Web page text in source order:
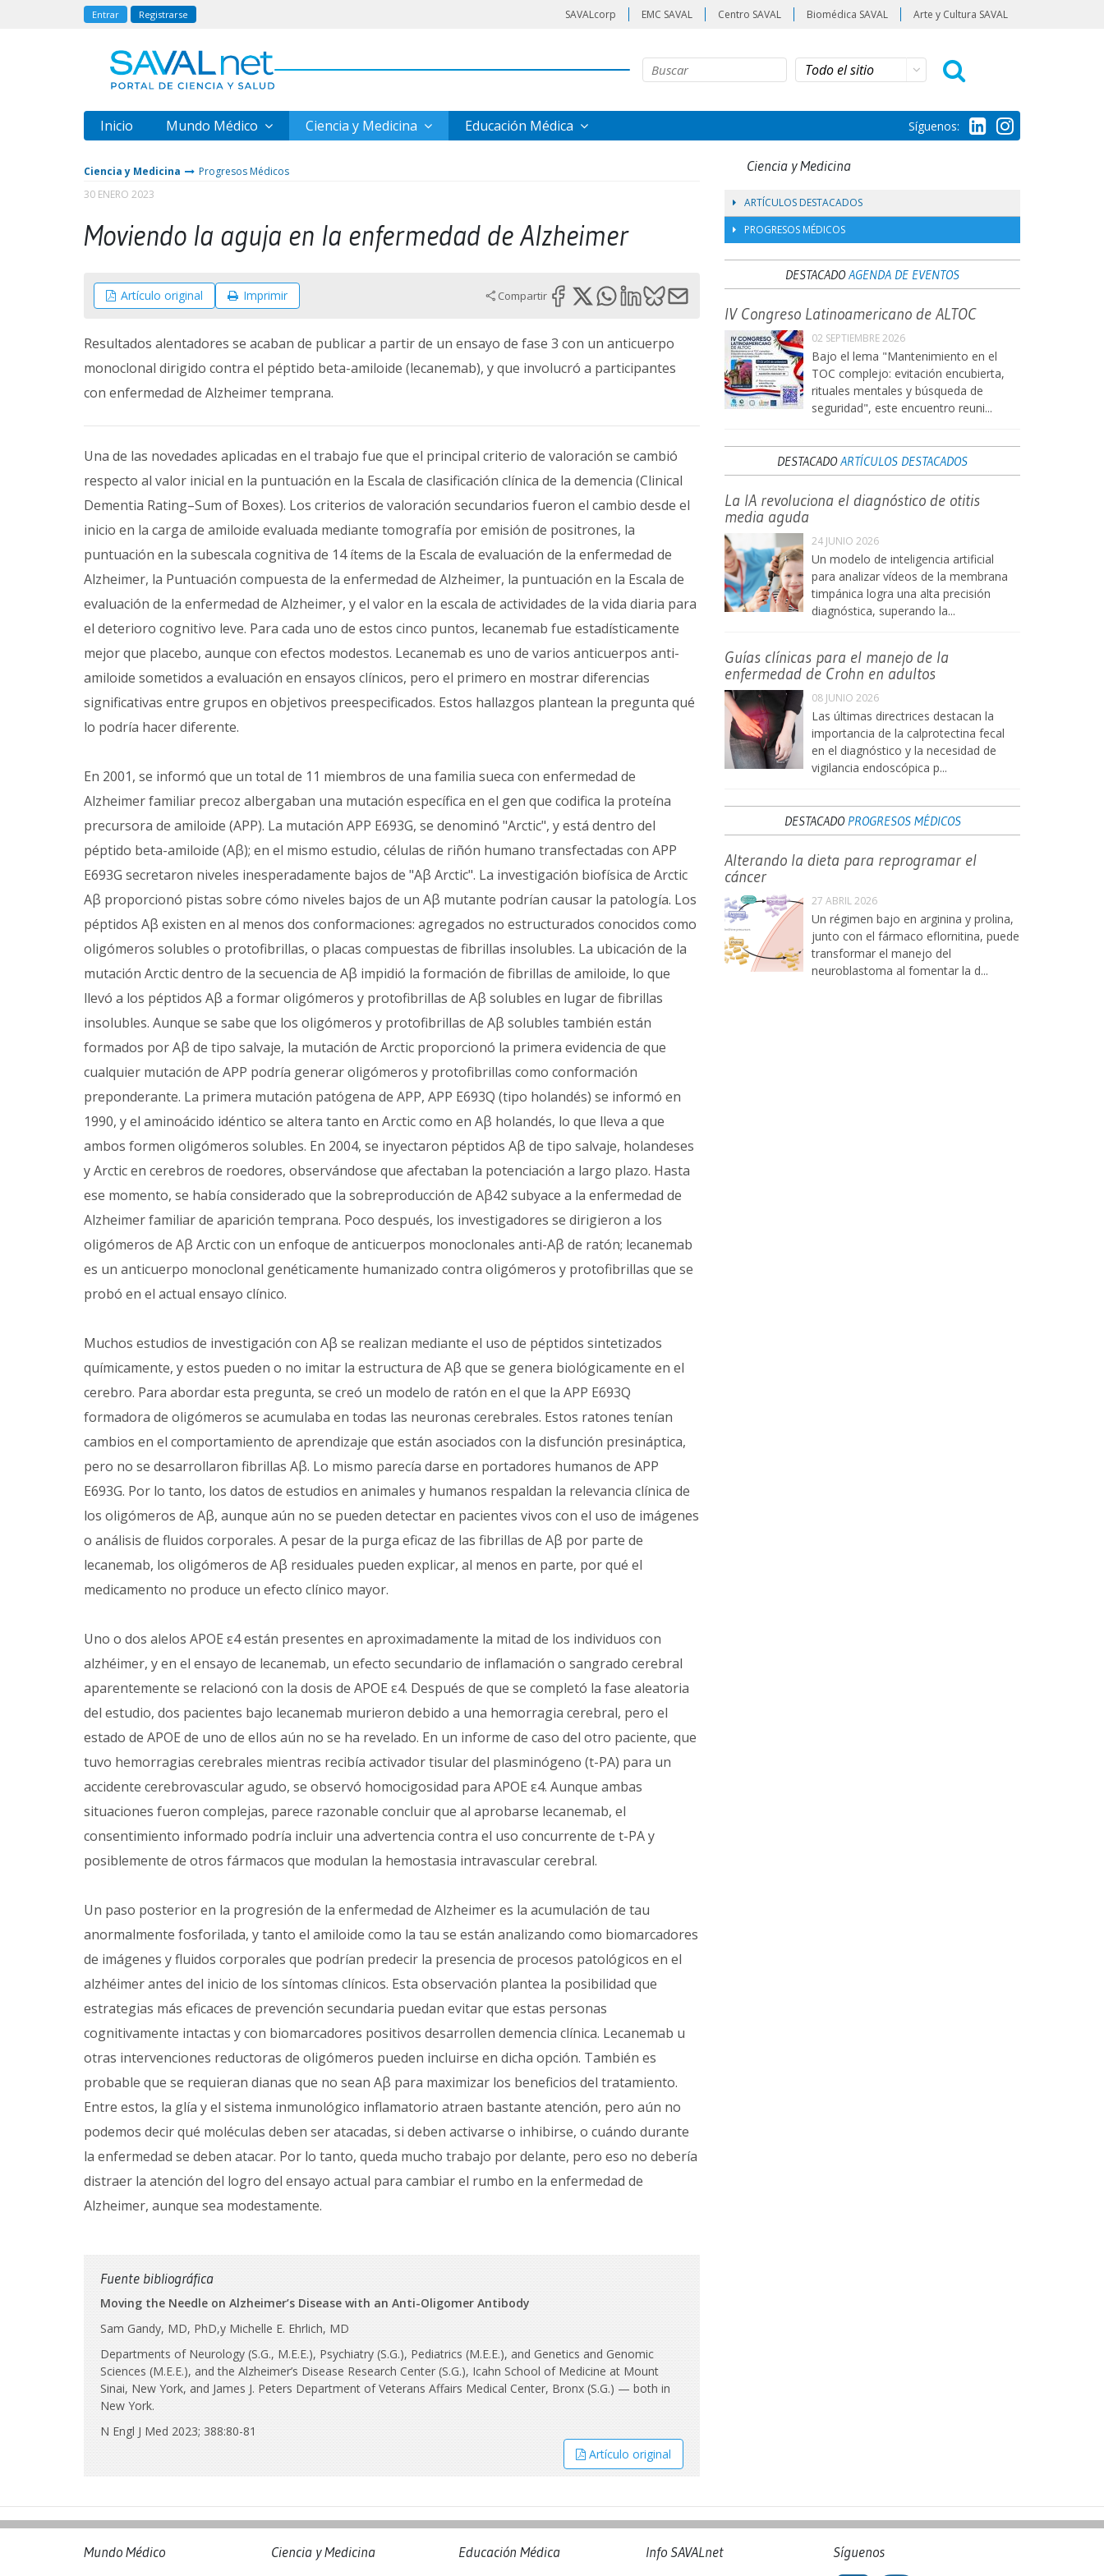
Entrar Registrarse SAVALcorp EMC SAVAL Centro SAVAL Biomédica SAVAL Arte y Cultura SAVAL
Inicio Mundo Médico Ciencia y Medicina Educación Médica Síguenos:
Ciencia y Medicina
Progresos Médicos
30 ENERO 2023
Moviendo la aguja en la enfermedad de Alzheimer
Artículo original Imprimir Compartir
Resultados alentadores se acaban de publicar a partir de un ensayo de fase 3 con un anticuerpo
monoclonal dirigido contra el péptido beta-amiloide (lecanemab), y que involucró a participantes
con enfermedad de Alzheimer temprana.
Una de las novedades aplicadas en el trabajo fue que el principal criterio de valoración se cambió
respecto al valor inicial en la puntuación en la Escala de clasificación clínica de la demencia (Clinical
Dementia Rating–Sum of Boxes). Los criterios de valoración secundarios fueron el cambio desde el
inicio en la carga de amiloide evaluada mediante tomografía por emisión de positrones, la
puntuación en la subescala cognitiva de 14 ítems de la Escala de evaluación de la enfermedad de
Alzheimer, la Puntuación compuesta de la enfermedad de Alzheimer, la puntuación en la Escala de
evaluación de la enfermedad de Alzheimer, y el valor en la escala de actividades de la vida diaria para
el deterioro cognitivo leve. Para cada uno de estos cinco puntos, lecanemab fue estadísticamente
mejor que placebo, aunque con efectos modestos. Lecanemab es uno de varios anticuerpos anti-
amiloide sometidos a evaluación en ensayos clínicos, pero el primero en mostrar diferencias
significativas entre grupos en objetivos preespecificados. Estos hallazgos plantean la pregunta qué
lo podría hacer diferente.
En 2001, se informó que un total de 11 miembros de una familia sueca con enfermedad de
Alzheimer familiar precoz albergaban una mutación específica en el gen que codifica la proteína
precursora de amiloide (APP). La mutación APP E693G, se denominó "Arctic", y está dentro del
péptido beta-amiloide (Aβ); en el mismo estudio, células de riñón humano transfectadas con APP
E693G secretaron niveles inesperadamente bajos de "Aβ Arctic". La investigación biofísica de Arctic
Aβ proporcionó pistas sobre cómo niveles bajos de un Aβ mutante podrían causar la patología. Los
péptidos Aβ existen en al menos dos conformaciones: agregados no estructurados conocidos como
oligómeros solubles o protofibrillas, o placas compuestas de fibrillas insolubles. La ubicación de la
mutación Arctic dentro de la secuencia de Aβ impidió la formación de fibrillas de amiloide, lo que
llevó a los péptidos Aβ a formar oligómeros y protofibrillas de Aβ solubles en lugar de fibrillas
insolubles. Aunque se sabe que los oligómeros y protofibrillas de Aβ solubles también están
formados por Aβ de tipo salvaje, la mutación de Arctic proporcionó la primera evidencia de que
cualquier mutación de APP podría generar oligómeros y protofibrillas como conformación
preponderante. La primera mutación patógena de APP, APP E693Q (tipo holandés) se informó en
1990, y el aminoácido idéntico se altera tanto en Arctic como en Aβ holandés, lo que lleva a que
ambos formen oligómeros solubles. En 2004, se inyectaron péptidos Aβ de tipo salvaje, holandeses
y Arctic en cerebros de roedores, observándose que afectaban la potenciación a largo plazo. Hasta
ese momento, se había considerado que la sobreproducción de Aβ42 subyace a la enfermedad de
Alzheimer familiar de aparición temprana. Poco después, los investigadores se dirigieron a los
oligómeros de Aβ Arctic con un enfoque de anticuerpos monoclonales anti-Aβ de ratón; lecanemab
es un anticuerpo monoclonal genéticamente humanizado contra oligómeros y protofibrillas que se
probó en el actual ensayo clínico.
Muchos estudios de investigación con Aβ se realizan mediante el uso de péptidos sintetizados
químicamente, y estos pueden o no imitar la estructura de Aβ que se genera biológicamente en el
cerebro. Para abordar esta pregunta, se creó un modelo de ratón en el que la APP E693Q
formadora de oligómeros se acumulaba en todas las neuronas cerebrales. Estos ratones tenían
cambios en el comportamiento de aprendizaje que están asociados con la disfunción presináptica,
pero no se desarrollaron fibrillas Aβ. Lo mismo parecía darse en portadores humanos de APP
E693G. Por lo tanto, los datos de estudios en animales y humanos respaldan la relevancia clínica de
los oligómeros de Aβ, aunque aún no se pueden detectar en pacientes vivos con el uso de imágenes
o análisis de fluidos corporales. A pesar de la purga eficaz de las fibrillas de Aβ por parte de
lecanemab, los oligómeros de Aβ residuales pueden explicar, al menos en parte, por qué el
medicamento no produce un efecto clínico mayor.
Uno o dos alelos APOE ε4 están presentes en aproximadamente la mitad de los individuos con
alzhéimer, y en el ensayo de lecanemab, un efecto secundario de inflamación o sangrado cerebral
aparentemente se relacionó con la dosis de APOE ε4. Después de que se completó la fase aleatoria
del estudio, dos pacientes bajo lecanemab murieron debido a una hemorragia cerebral, pero el
estado de APOE de uno de ellos aún no se ha revelado. En un informe de caso del otro paciente, que
tuvo hemorragias cerebrales mientras recibía activador tisular del plasminógeno (t-PA) para un
accidente cerebrovascular agudo, se observó homocigosidad para APOE ε4. Aunque ambas
situaciones fueron complejas, parece razonable concluir que al aprobarse lecanemab, el
consentimiento informado podría incluir una advertencia contra el uso concurrente de t-PA y
posiblemente de otros fármacos que modulan la hemostasia intravascular cerebral.
Un paso posterior en la progresión de la enfermedad de Alzheimer es la acumulación de tau
anormalmente fosforilada, y tanto el amiloide como la tau se están analizando como biomarcadores
de imágenes y fluidos corporales que podrían predecir la presencia de procesos patológicos en el
alzhéimer antes del inicio de los síntomas clínicos. Esta observación plantea la posibilidad que
estrategias más eficaces de prevención secundaria puedan evitar que estas personas
cognitivamente intactas y con biomarcadores positivos desarrollen demencia clínica. Lecanemab u
otras intervenciones reductoras de oligómeros pueden incluirse en dicha opción. También es
probable que se requieran dianas que no sean Aβ para maximizar los beneficios del tratamiento.
Entre estos, la glía y el sistema inmunológico inflamatorio atraen bastante atención, pero aún no
podemos decir qué moléculas deben ser atacadas, si deben activarse o inhibirse, o cuándo durante
la enfermedad se deben atacar. Por lo tanto, queda mucho trabajo por delante, pero eso no debería
distraer la atención del logro del ensayo actual para cambiar el rumbo en la enfermedad de
Alzheimer, aunque sea modestamente.
Fuente bibliográfica
Moving the Needle on Alzheimer’s Disease with an Anti-Oligomer Antibody
Sam Gandy, MD, PhD,y Michelle E. Ehrlich, MD
Departments of Neurology (S.G., M.E.E.), Psychiatry (S.G.), Pediatrics (M.E.E.), and Genetics and Genomic
Sciences (M.E.E.), and the Alzheimer’s Disease Research Center (S.G.), Icahn School of Medicine at Mount
Sinai, New York, and James J. Peters Department of Veterans Affairs Medical Center, Bronx (S.G.) — both in
New York.
N Engl J Med 2023; 388:80-81
Artículo original
Ciencia y Medicina
ARTÍCULOS DESTACADOS
PROGRESOS MÉDICOS
DESTACADOAGENDA DE EVENTOS
IV Congreso Latinoamericano de ALTOC
02 SEPTIEMBRE 2026
Bajo el lema "Mantenimiento en el
TOC complejo: evitación encubierta,
rituales mentales y búsqueda de
seguridad", este encuentro reuni...
DESTACADOARTÍCULOS DESTACADOS
La IA revoluciona el diagnóstico de otitis
media aguda
24 JUNIO 2026
Un modelo de inteligencia artificial
para analizar vídeos de la membrana
timpánica logra una alta precisión
diagnóstica, superando la...
Guías clínicas para el manejo de la
enfermedad de Crohn en adultos
08 JUNIO 2026
Las últimas directrices destacan la
importancia de la calprotectina fecal
en el diagnóstico y la necesidad de
vigilancia endoscópica p...
DESTACADO PROGRESOS MÉDICOS
Alterando la dieta para reprogramar el
cáncer
27 ABRIL 2026
Un régimen bajo en arginina y prolina,
junto con el fármaco eflornitina, puede
transformar el manejo del
neuroblastoma al fomentar la d...
Mundo Médico Ciencia y Medicina Educación Médica Info SAVALnet Síguenos